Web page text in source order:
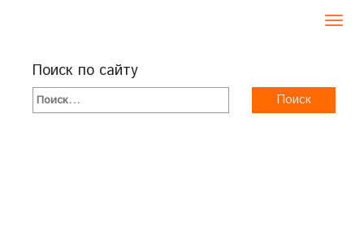
Поиск по сайту